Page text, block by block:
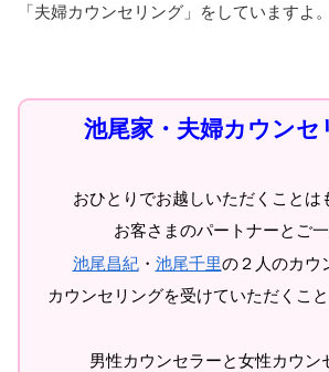
「夫婦カウンセリング」をしていますよ。
池尾家・夫婦カウンセ
おひとりでお越しいただくことは
お客さまのパートナーとご
池尾昌紀・ 池尾千里の２人のカウ
カウンセリングを受けていただくこと
男性カウンセラーと女性カウン